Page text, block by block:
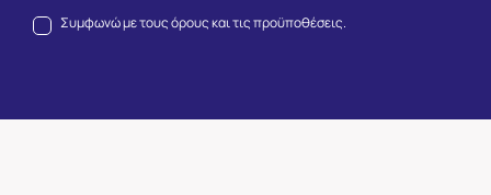
Συμφωνώ με τουςόρους και τις προϋποθέσεις.